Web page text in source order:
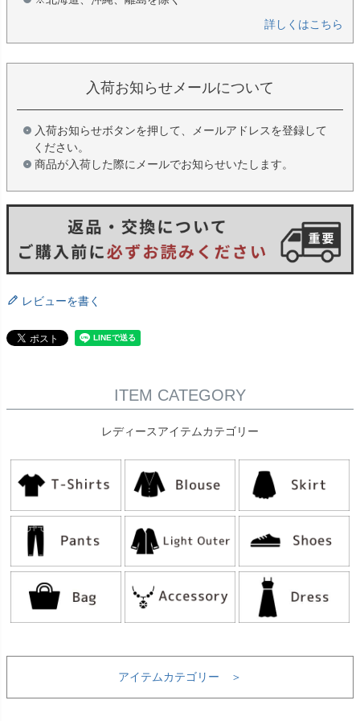
詳しくはこちら
入荷お知らせメールについて
入荷お知らせボタンを押して、メールアドレスを登録して
ください。
商品が入荷した際にメールでお知らせいたします。
レビューを書く
ITEM CATEGORY
レディースアイテムカテゴリー
アイテムカテゴリー ＞